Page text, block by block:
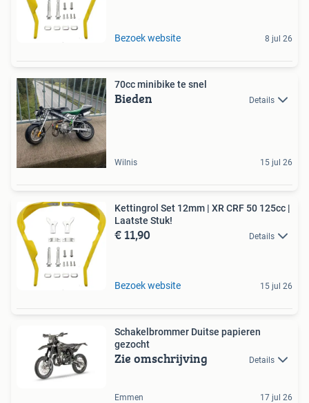
Bezoek website 8 jul 26
70cc minibike te snel
Bieden Details
Wilnis 15 jul 26
Kettingrol Set 12mm | XR CRF 50 125cc |
Laatste Stuk!
€ 11,90 Details
Bezoek website 15 jul 26
Schakelbrommer Duitse papieren
gezocht
Zie omschrijving Details
Emmen 17 jul 26